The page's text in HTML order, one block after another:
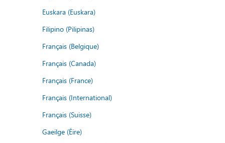
Euskara (Euskara)
Filipino (Pilipinas)
Français (Belgique)
Français (Canada)
Français (France)
Français (International)
Français (Suisse)
Gaeilge (Éire)